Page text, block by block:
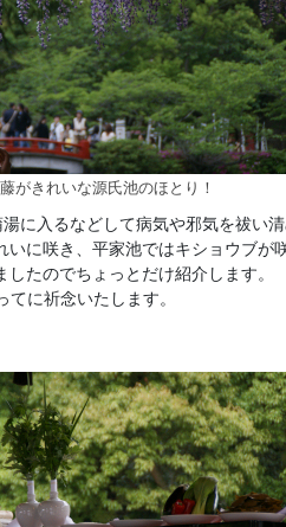
がきれいな源氏池のほとり！
に入るなどして病気や邪気を祓い清
に咲き、平家池ではキショウブが
たのでちょっとだけ紹介します。
に祈念いたします。